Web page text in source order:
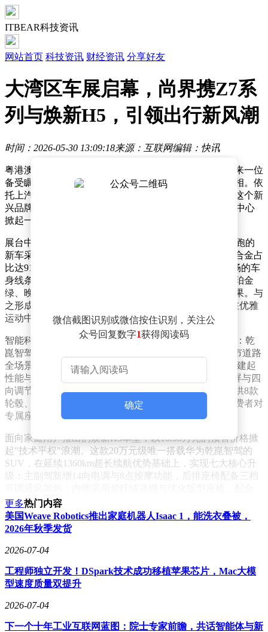
ITBEAR科技资讯
网站首页 科技资讯 财经资讯 分享好友
大湾区车展启幕，尚界携Z7系
列与焕新H5，引领出行新风潮
时间：2026-05-30 13:09:18来源：互联网编辑：快讯
粤港澳大湾区国际汽车博览会上，新能源乘用车领域迎来一位
备受瞩目的新势力——尚界品牌携全系主力车型集中亮相。依
托上汽集团七十年造车积淀与华为智能科技深度融合，这个新
兴品牌以"都会美学 向尚出发"为主题，在深圳国际会展中心
掀起一场科技与设计的双重盛宴。
展台中央的Z7系列成为全场焦点，这款定位风尚科技轿跑的
新车采用十三横五纵笼式高强度车身架构，高强钢与铝合金占
比达91%，关键部位使用2000MPa潜艇级热成型钢。流畅的车
身线条与力量感型面完美融合，在渐变光影映衬下，琥珀金
绿、晚山新绿等十款潮流车色展现出令人惊艳的视觉效果。与
之形成互补的Z7T猎装版则以24度黄金D柱倾角设计，在优雅
运动中实现空间最大化利用。
智能科技配置方面，Z7双车全系标配五大华为核心系统：乾
崑智驾ADS4.1系统配合896线双光路激光雷达，实现城市道路
全场景自动驾驶；途灵平台与巨鲸800V高压电池平台构建起
性能与续航的黄金组合；鸿蒙座舱则通过15.6英寸随动屏与四
向调节功能，重新定义人车交互体验。个性化配置更提供8款
轮毂、3款卡钳、5种内饰的自由组合方案，满足年轻消费者对
专属座驾的极致追求。
面向家庭用户推出的焕新H5车型，以16.98万元的预售价格掀
起"技术平权"浪潮。这款20万元级唯一搭载华为乾崑智驾的
SUV，在延续1360km超长续航优势基础上，实现七大核心升
级：主副驾新增14向电调与8点按摩功能，后排座椅配备三档
256色氛围灯系统，营造出越级豪华质感。安全性能方面，九
横五纵车身结构配合7个安全气囊，刚获得C-NCAP超五星与
C-IASI五项全优双重认证。
制造工艺的极致追求体现在每个细节：Z7系列涂装车间配备
车同款5C2B工艺，漆膜厚度较常规工艺提升60-80微米。H5车
型则通过上千台测试车完成超10万项品质验证，底盘经全球顶
的坚守，源自上汽集团严苛的品控体系与华为主动安全技术的
双重赋能。
微信截图识别或微信按住识别，关注公
众号回复数字1获得阅读码
确定
更多热门内容
美国Weave Robotics推出家庭机器人Isaac 1，能洗衣叠被，
2026年秋季发货
2026-07-04
工程师独立开发！DSpark技术成功移植苹果芯片，Mac大模
型速度质量双提升
2026-07-04
下一个十年工业互联网蓝图：院士专家前瞻，共话智能体与新